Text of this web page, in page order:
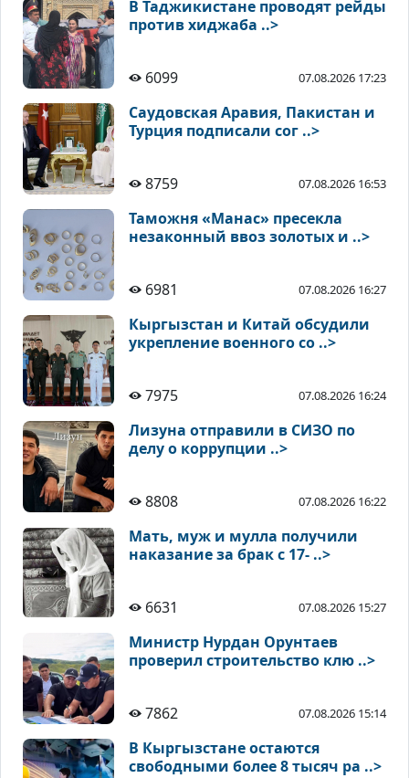
В Таджикистане проводят рейды
против хиджаба ..>
6099 07.08.2026 17:23
Саудовская Аравия, Пакистан и
Турция подписали сог ..>
8759 07.08.2026 16:53
Таможня «Манас» пресекла
незаконный ввоз золотых и ..>
6981 07.08.2026 16:27
Кыргызстан и Китай обсудили
укрепление военного со ..>
7975 07.08.2026 16:24
Лизуна отправили в СИЗО по
делу о коррупции ..>
8808 07.08.2026 16:22
Мать, муж и мулла получили
наказание за брак с 17- ..>
6631 07.08.2026 15:27
Министр Нурдан Орунтаев
проверил строительство клю ..>
7862 07.08.2026 15:14
В Кыргызстане остаются
свободными более 8 тысяч ра ..>